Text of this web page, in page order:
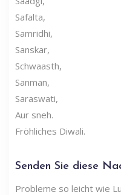
Safalta,
Samridhi,
Sanskar,
Schwaasth,
Sanman,
Saraswati,
Aur sneh.
Fröhliches Diwali.
Senden Sie diese
Probleme so leicht wie